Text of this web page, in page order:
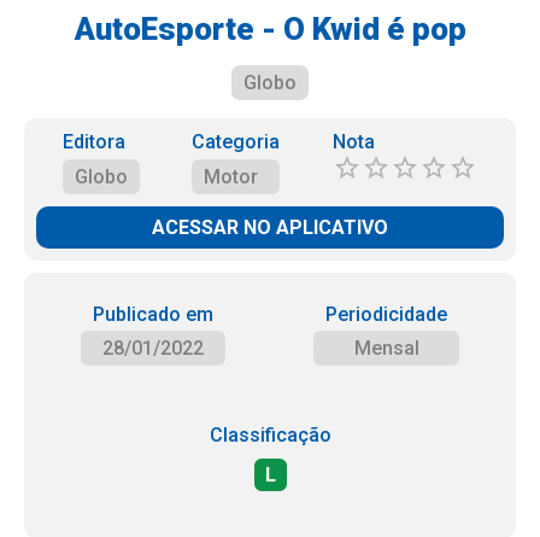
AutoEsporte - O Kwid é pop
Globo
Editora
Globo
Categoria
Motor
Nota
ACESSAR NO APLICATIVO
Publicado em
28/01/2022
Periodicidade
Mensal
Classificação
L